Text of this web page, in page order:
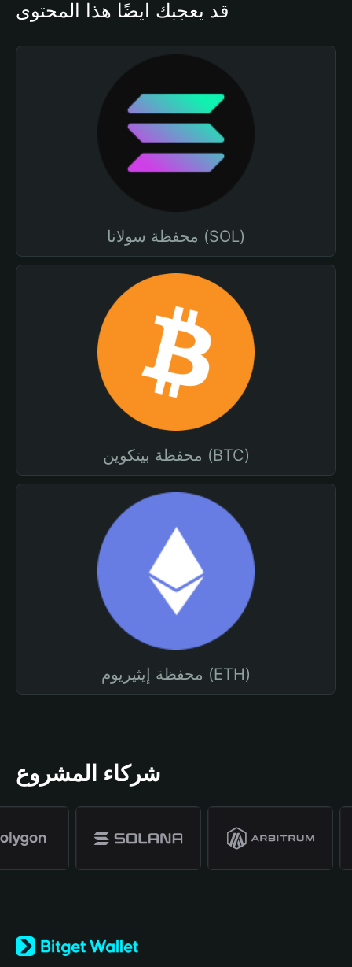
قد يعجبك أيضًا هذا المحتوى
محفظة سولانا (SOL)
محفظة بيتكوين (BTC)
محفظة إيثيريوم (ETH)
شركاء المشروع